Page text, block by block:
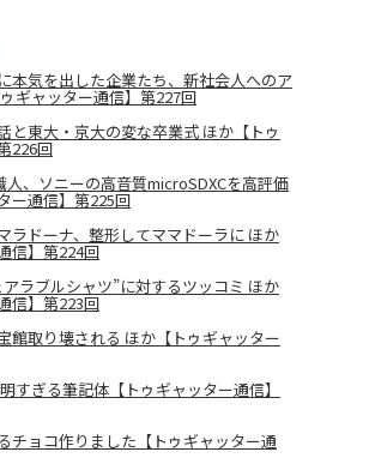
本気を出した企業たち、新社会人へのア
ギャッター通信】第227回
と東大・京大の変な卒業式 ほか【トゥ
226回
、ソニーの高音質microSDXCを高評価
ー通信】第225回
ラドーナ、整形してママドーラに ほか
信】第224回
ラブルシャツ”に対するツッコミ ほか
信】第223回
館取り壊される ほか【トゥギャッター
すぎる筆記体【トゥギャッター通信】
チョコ作りました【トゥギャッター通